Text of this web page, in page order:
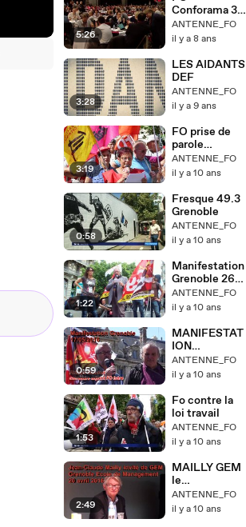
5:26
Conforama 38
au congrès de
Lille 2018
ANTENNE_FO
il y a 8 ans
3:28
LES AIDANTS
DEF
ANTENNE_FO
il y a 9 ans
3:19
FO prise de
parole
Moulins le 28
juin 2016
ANTENNE_FO
il y a 10 ans
0:58
Fresque 49.3
Grenoble
ANTENNE_FO
il y a 10 ans
1:22
Manifestation
Grenoble 26
mai 2016
ANTENNE_FO
il y a 10 ans
0:59
MANIFESTAT
ION
GRENOBLE 17
MAI
ANTENNE_FO
il y a 10 ans
1:53
Fo contre la
loi travail
ANTENNE_FO
il y a 10 ans
2:49
MAILLY GEM
le
syndicalisme
des cadres
ANTENNE_FO
il y a 10 ans